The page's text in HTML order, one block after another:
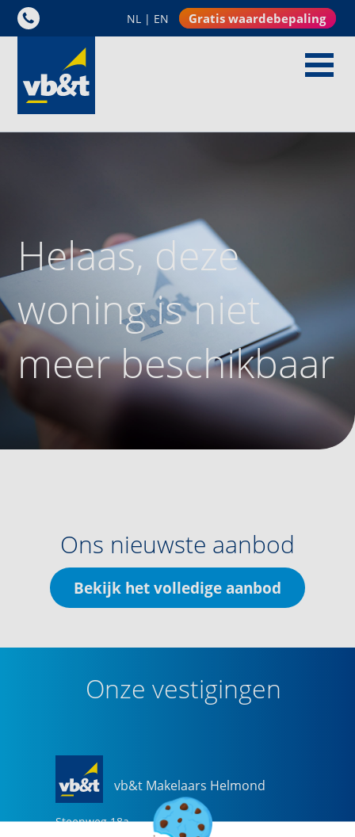
NL | EN Gratis waardebepaling
Helaas, deze
woning is niet
meer beschikbaar
Ons nieuwste aanbod
Bekijk het volledige aanbod
Onze vestigingen
vb&t Makelaars Helmond
Steenweg 18a